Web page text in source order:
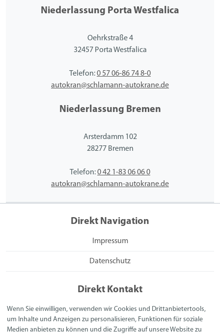
Niederlassung Porta Westfalica
Oehrkstraße 4
32457 Porta Westfalica
Telefon:0 57 06-86 74 8-0
autokran@schlamann-autokrane.de
Niederlassung Bremen
Arsterdamm 102
28277 Bremen
Telefon:0 42 1-83 06 06 0
autokran@schlamann-autokrane.de
Direkt Navigation
Impressum
Datenschutz
Direkt Kontakt
Schlamann Autokrane GmbH
Am Gewerbepark 2
31582 Nienburg
Wenn Sie einwilligen, verwenden wir Cookies und Drittanbietertools,
um Inhalte und Anzeigen zu personalisieren, Funktionen für soziale
Medien anbieten zu können und die Zugriffe auf unsere Website zu